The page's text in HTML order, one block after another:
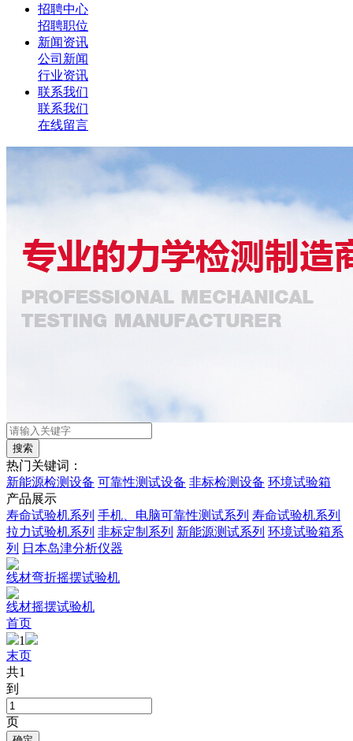
招聘中心
招聘职位
新闻资讯
公司新闻
行业资讯
联系我们
联系我们
在线留言
热门关键词：
新能源检测设备 可靠性测试设备 非标检测设备 环境试验箱
产品展示
寿命试验机系列 手机、电脑可靠性测试系列 寿命试验机系列
拉力试验机系列 非标定制系列 新能源测试系列 环境试验箱系
列
日本岛津分析仪器
线材弯折摇摆试验机
线材摇摆试验机
首页
1
末页
共1
到
页